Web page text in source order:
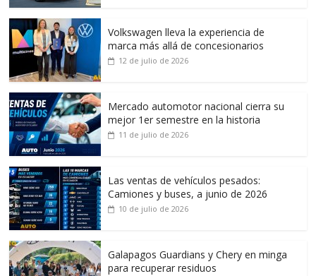
Volkswagen lleva la experiencia de
marca más allá de concesionarios
12 de julio de 2026
Mercado automotor nacional cierra su
mejor 1er semestre en la historia
11 de julio de 2026
Las ventas de vehículos pesados:
Camiones y buses, a junio de 2026
10 de julio de 2026
Galapagos Guardians y Chery en minga
para recuperar residuos